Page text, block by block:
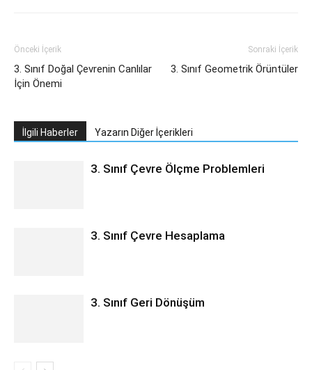
Önceki İçerik
3. Sınıf Doğal Çevrenin Canlılar
İçin Önemi
Sonraki İçerik
3. Sınıf Geometrik Örüntüler
İlgili Haberler Yazarın Diğer İçerikleri
3. Sınıf Çevre Ölçme Problemleri
3. Sınıf Çevre Hesaplama
3. Sınıf Geri Dönüşüm